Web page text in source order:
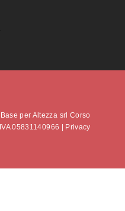
per Altezza srl Corso
05831140966 | Privacy